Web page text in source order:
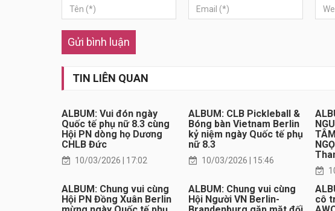
Gửi bình luận
TIN LIÊN QUAN
ALBUM: Vui đón ngày
Quốc tế phụ nữ 8.3 cùng
Hội PN dòng họ Dương
CHLB Đức
10/03/2026 | 17:02
ALBUM: CLB Pickleball &
Bóng bàn Vietnam Berlin
kỷ niệm ngày Quốc tế phụ
nữ 8.3
10/03/2026 | 15:46
ALBUM: Chung vui cùng
Hội PN Đồng Xuân Berlin
ALBUM: Chung vui cùng
Hội Người VN Berlin-
cô